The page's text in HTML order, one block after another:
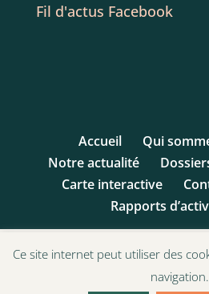
Fil d'actus Facebook
Accueil
Qui
Notre actualité
Carte interactive
Rapports
© 1993 - 2017 Ligue des
Ce site internet peut utiliser des
navigation.